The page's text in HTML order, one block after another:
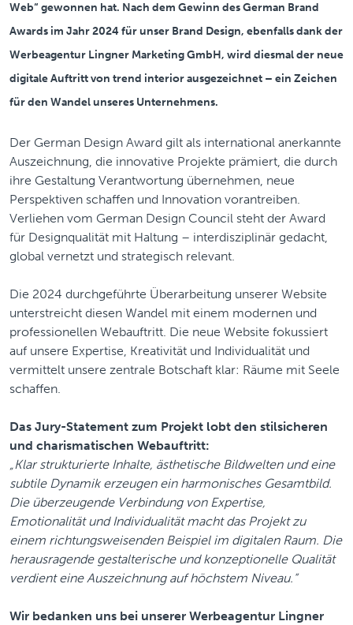
Web“ gewonnen hat. Nach dem Gewinn des German Brand
Awards im Jahr 2024 für unser Brand Design, ebenfalls dank der
Werbeagentur Lingner Marketing GmbH, wird diesmal der neue
digitale Auftritt von trend interior ausgezeichnet – ein Zeichen
für den Wandel unseres Unternehmens.
Der German Design Award gilt als international anerkannte
Auszeichnung, die innovative Projekte prämiert, die durch
ihre Gestaltung Verantwortung übernehmen, neue
Perspektiven schaffen und Innovation vorantreiben.
Verliehen vom German Design Council steht der Award
für Designqualität mit Haltung – interdisziplinär gedacht,
global vernetzt und strategisch relevant.
Die 2024 durchgeführte Überarbeitung unserer Website
unterstreicht diesen Wandel mit einem modernen und
professionellen Webauftritt. Die neue Website fokussiert
auf unsere Expertise, Kreativität und Individualität und
vermittelt unsere zentrale Botschaft klar: Räume mit Seele
schaffen.
Das Jury-Statement zum Projekt lobt den stilsicheren
und charismatischen Webauftritt:
„Klar strukturierte Inhalte, ästhetische Bildwelten und eine
subtile Dynamik erzeugen ein harmonisches Gesamtbild.
Die überzeugende Verbindung von Expertise,
Emotionalität und Individualität macht das Projekt zu
einem richtungsweisenden Beispiel im digitalen Raum. Die
herausragende gestalterische und konzeptionelle Qualität
verdient eine Auszeichnung auf höchstem Niveau.“
Wir bedanken uns bei unserer Werbeagentur Lingner